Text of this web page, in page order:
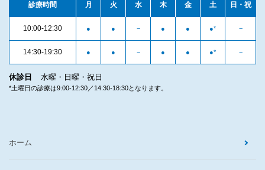
診療時間 月 火 水 木 金 土 日・祝
10:00-12:30 ● ● − ● ● ●* −
14:30-19:30 ● ● − ● ● ●* −
休診日 水曜・日曜・祝日
*土曜日の診療は9:00-12:30／14:30-18:30となります。
ホーム